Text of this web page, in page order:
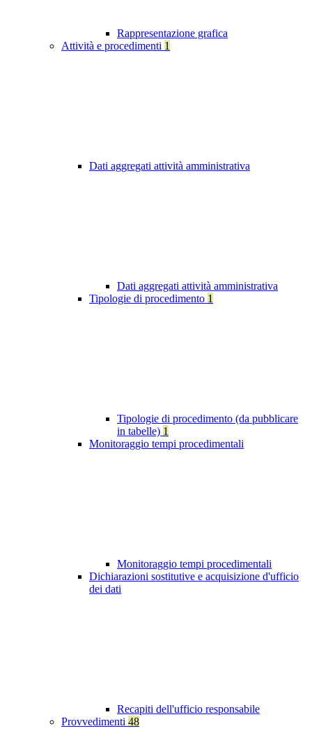
Rappresentazione grafica
Attività e procedimenti 1
Dati aggregati attività amministrativa
Dati aggregati attività amministrativa
Tipologie di procedimento 1
Tipologie di procedimento (da pubblicare
in tabelle) 1
Monitoraggio tempi procedimentali
Monitoraggio tempi procedimentali
Dichiarazioni sostitutive e acquisizione d'ufficio
dei dati
Recapiti dell'ufficio responsabile
Provvedimenti 48